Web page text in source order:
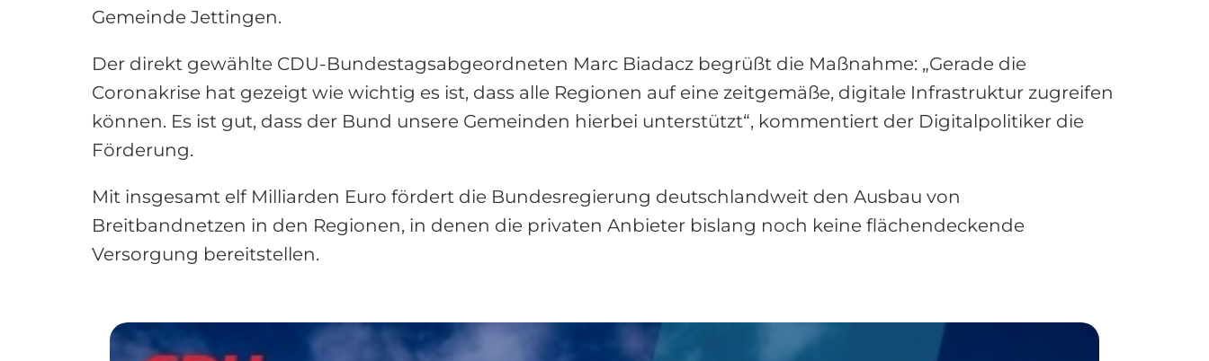
Gemeinde Jettingen.
Der direkt gewählte CDU-Bundestagsabgeordneten Marc Biadacz begrüßt die Maßnahme: „Gerade die
Coronakrise hat gezeigt wie wichtig es ist, dass alle Regionen auf eine zeitgemäße, digitale Infrastruktur zugreifen
können. Es ist gut, dass der Bund unsere Gemeinden hierbei unterstützt“, kommentiert der Digitalpolitiker die
Förderung.
Mit insgesamt elf Milliarden Euro fördert die Bundesregierung deutschlandweit den Ausbau von
Breitbandnetzen in den Regionen, in denen die privaten Anbieter bislang noch keine flächendeckende
Versorgung bereitstellen.